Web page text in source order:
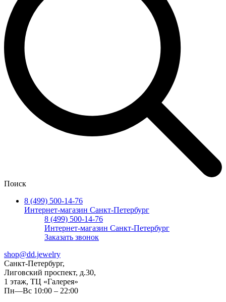
Поиск
8 (499) 500-14-76
Интернет-магазин Санкт-Петербург
8 (499) 500-14-76
Интернет-магазин Санкт-Петербург
Заказать звонок
shop@dd.jewelry
Санкт-Петербург,
Лиговский проспект, д.30,
1 этаж, ТЦ «Галерея»
Пн—Вс 10:00 – 22:00